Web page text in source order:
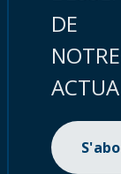
DE
NOTRE